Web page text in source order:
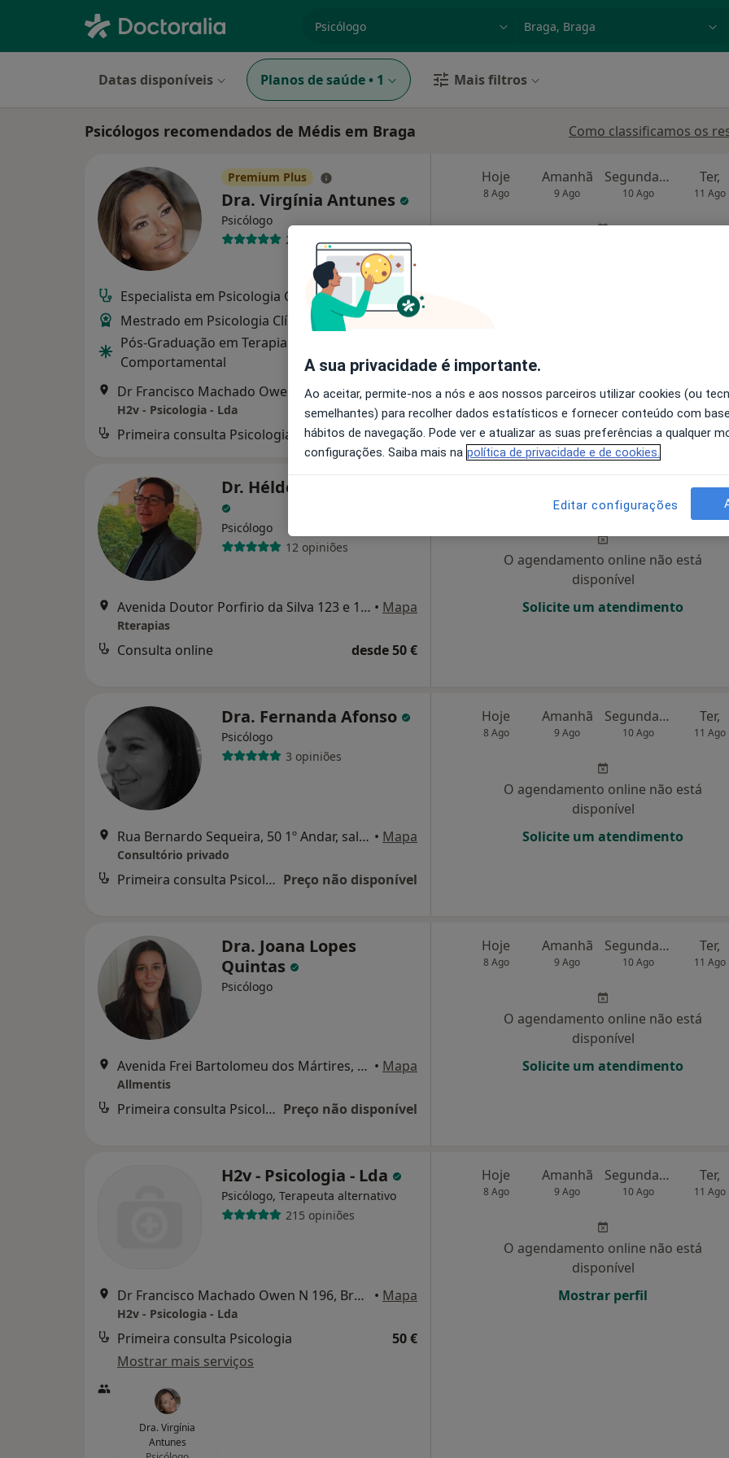
especialidade, doença ou nome
Datas disponíveis Planos de saúde • 1 Mais filtros
Psicólogos recomendados de Médis em Braga Como classificamos os
Premium Plus
Dra. Virgínia Antunes
Psicólogo
213 opiniões
Especialista em Psicologia Clínica e da Saúde
Mestrado em Psicologia Clínica e da Saúde
Pós-Graduação em Terapia Cognitiva-
Comportamental
Dr Francisco Machado Owen N 196, Braga
•Mapa
H2v - Psicologia - Lda
Primeira consulta Psicologia 50 €
Hoje
8 Ago
Amanhã
9 Ago
Segunda-feira
10 Ago
Ter,
11 Ago
Dr. Hélder Araújo Neto
Psicólogo
12 opiniões
Avenida Doutor Porfirio da Silva 123 e 127, Braga • Mapa
Rterapias
Consulta online desde 50 €
9 Ago 10 Ago
Ter,
11 Ago
O agendamento online não está
disponível
Solicite um atendimento
Dra. Fernanda Afonso
Psicólogo
3 opiniões
Rua Bernardo Sequeira, 50 1º Andar, sala O Santa Tecla 4710-358 Braga , Braga • Mapa
Consultório privado
Primeira consulta Psicologia Preço não disponível
Hoje
8 Ago
Amanhã
9 Ago
Segunda-feira
10 Ago
Ter,
11 Ago
O agendamento online não está
disponível
Solicite um atendimento
Dra. Joana Lopes
Quintas
Psicólogo
Avenida Frei Bartolomeu dos Mártires, 88-90, Braga • Mapa
Allmentis
Primeira consulta Psicologia Preço não disponível
Hoje
8 Ago
Amanhã
9 Ago
Segunda-feira
10 Ago
Ter,
11 Ago
O agendamento online não está
disponível
Solicite um atendimento
H2v - Psicologia - Lda
Psicólogo, Terapeuta alternativo
215 opiniões
Dr Francisco Machado Owen N 196, Braga • Mapa
H2v - Psicologia - Lda
Primeira consulta Psicologia
50 €
Mostrar mais serviços
Dra. Virgínia
Antunes
Hoje
8 Ago
Amanhã
9 Ago
Segunda-feira
10 Ago
Ter,
11 Ago
O agendamento online não está
disponível
Mostrar perfil
A sua privacidade é importante.
Ao aceitar, permite-nos a nós e aos nossos parceiros utilizar cookies (ou
semelhantes) para recolher dados estatísticos e fornecer conteúdo com
hábitos de navegação. Pode ver e atualizar as suas preferências a qualquer
configurações. Saiba mais na política de privacidade e de cookies.
Editar configurações